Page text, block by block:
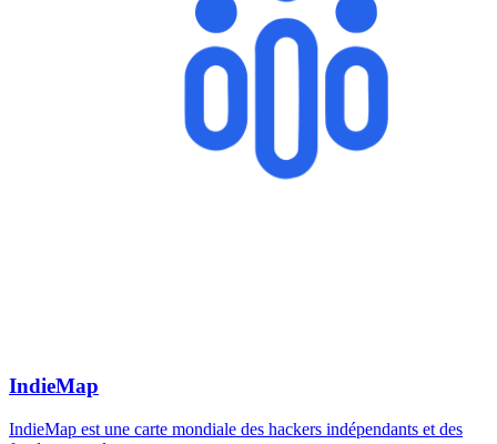
IndieMap
IndieMap est une carte mondiale des hackers indépendants et des